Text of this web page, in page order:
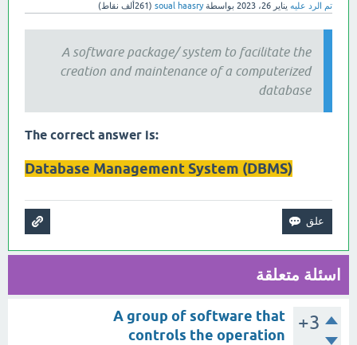
تم الرد عليه يناير 26، 2023 بواسطةsoual haasry
(261ألف نقاط)
A software package/ system to facilitate the
creation and maintenance of a computerized
database
:The correct answer is
(Database Management System (DBMS
اسئلة متعلقة
+3
A group of software that
controls the operation